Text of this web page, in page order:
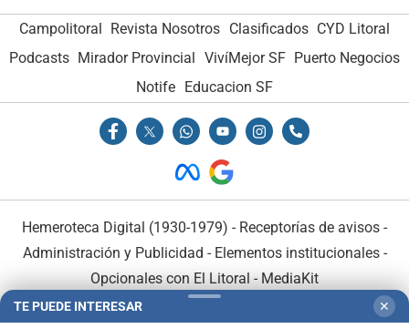
Campolitoral Revista Nosotros Clasificados CYD Litoral
Podcasts Mirador Provincial VivíMejor SF Puerto Negocios
Notife Educacion SF
Hemeroteca Digital (1930-1979) - Receptorías de avisos -
Administración y Publicidad - Elementos institucionales-
Opcionales con El Litoral - MediaKit
TE PUEDE INTERESAR ✕